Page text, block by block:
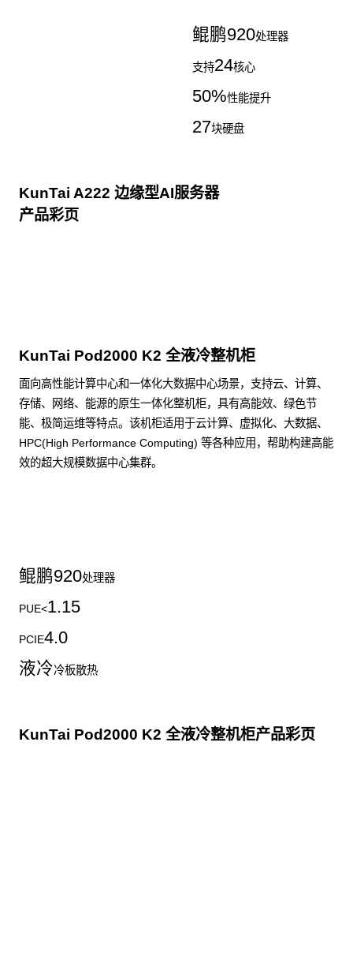
鲲鹏920处理器
支持24核心
50%性能提升
27块硬盘
KunTai A222 边缘型AI服务器
产品彩页
KunTai Pod2000 K2 全液冷整机柜
面向高性能计算中心和一体化大数据中心场景，支持云、计算、
存储、网络、能源的原生一体化整机柜，具有高能效、绿色节
能、极简运维等特点。该机柜适用于云计算、虚拟化、大数据、
HPC(High Performance Computing) 等各种应用，帮助构建高能
效的超大规模数据中心集群。
鲲鹏920处理器
PUE<1.15
PCIE4.0
液冷冷板散热
KunTai Pod2000 K2 全液冷整机柜产品彩页